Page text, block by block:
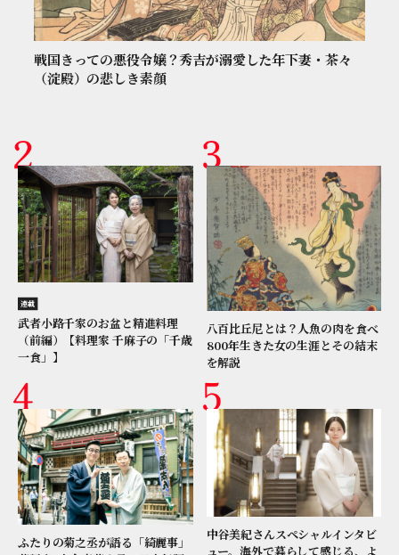
戦国きっての悪役令嬢？秀吉が溺愛した年下妻・茶々
（淀殿）の悲しき素顔
連載
武者小路千家のお盆と精進料理
（前編）【料理家 千麻子の「千歳
一食」】
八百比丘尼とは？人魚の肉を食べ
800年生きた女の生涯とその結末
を解説
ふたりの菊之丞が語る「綺麗事」
中谷美紀さんスペシャルインタビ
ュー。海外で暮らして感じる、よ